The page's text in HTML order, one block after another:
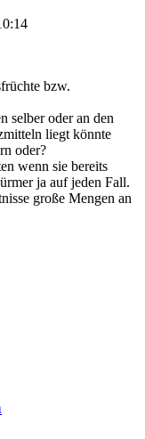
bzw.
selber oder an den
liegt könnte
oder?
wenn sie bereits
ja auf jeden Fall.
große Mengen an